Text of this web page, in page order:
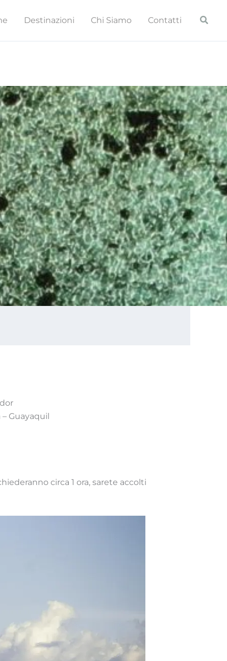
Destinazioni Chi Siamo Contatti Cerca
Guayaquil
circa 1 ora, sarete accolti